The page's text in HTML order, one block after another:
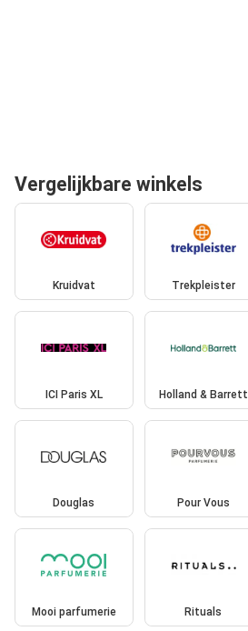
Vergelijkbare winkels
Kruidvat Trekpleister
ICI Paris XL Holland & Barrett
Douglas Pour Vous
Mooi parfumerie Rituals